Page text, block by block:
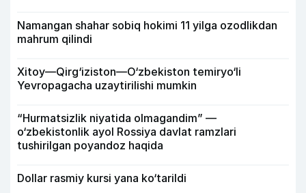
Namangan shahar sobiq hokimi 11 yilga ozodlikdan
mahrum qilindi
Xitoy—Qirg‘iziston—O‘zbekiston temiryo‘li
Yevropagacha uzaytirilishi mumkin
“Hurmatsizlik niyatida olmagandim” —
o‘zbekistonlik ayol Rossiya davlat ramzlari
tushirilgan poyandoz haqida
Dollar rasmiy kursi yana ko‘tarildi